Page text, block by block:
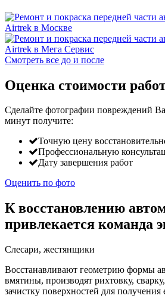
Смотреть все до и после
Оценка стоимости
Сделайте фотографии повреждений
минут получите:
Точную цену
Профессиональную
Дату завершения работ
Оценить по фото
К восстановлению
привлекается команда
Слесари, жестянщики
Восстанавливают геометрию формы
вмятины, производят рихтовку,
зачистку поверхностей для получения